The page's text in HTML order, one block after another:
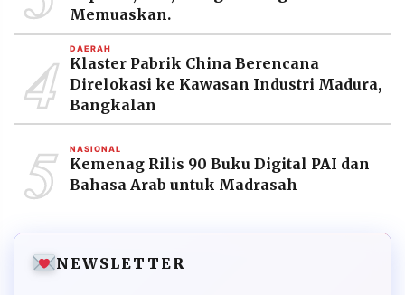
Memuaskan.
4 DAERAH
Klaster Pabrik China Berencana
Direlokasi ke Kawasan Industri Madura,
Bangkalan
5 NASIONAL
Kemenag Rilis 90 Buku Digital PAI dan
Bahasa Arab untuk Madrasah
NEWSLETTER